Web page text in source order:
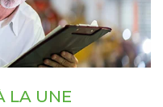
LA UNE